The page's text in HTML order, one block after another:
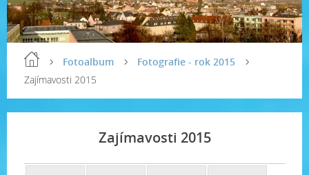
Fotoalbum
Fotografie - rok 2015
Zajímavosti 2015
Zajímavosti 2015